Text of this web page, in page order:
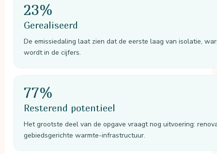
23%
Gerealiseerd
De emissiedaling laat zien dat de eerste laag van isolatie,
wordt in de cijfers.
77%
Resterend potentieel
Het grootste deel van de opgave vraagt nog uitvoering:
gebiedsgerichte warmte-infrastructuur.